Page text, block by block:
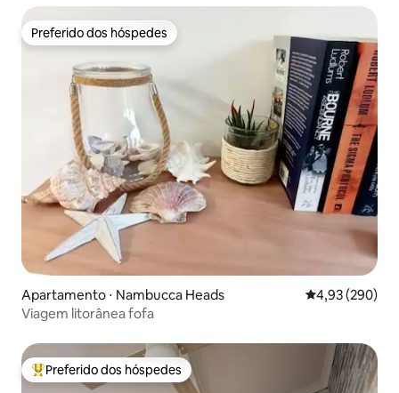
Preferido dos hóspedes
Preferido dos hóspedes
Apartamento ⋅ Nambucca Heads 4,93 de uma
4,93 (290)
Viagem litorânea fofa
Entre os melhores preferidos dos hóspedes
Preferido dos hóspedes